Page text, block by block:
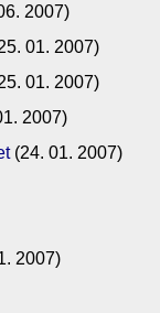
2007)
01. 2007)
01. 2007)
2007)
(24. 01. 2007)
2007)